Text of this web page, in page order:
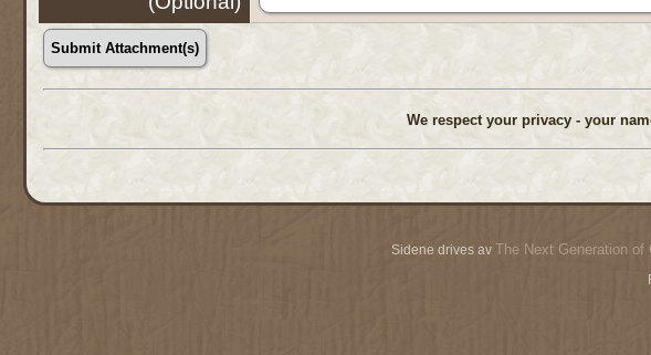
We respect your privacy - your
Sidene drives av The Next Generation of